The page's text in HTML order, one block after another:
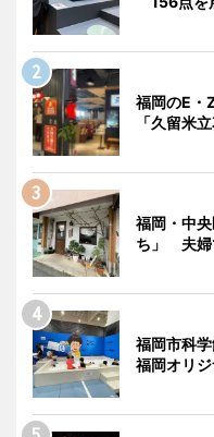
福岡のE・
「久留米
福岡・中
ち」 夫婦
福岡市科
福岡オリ